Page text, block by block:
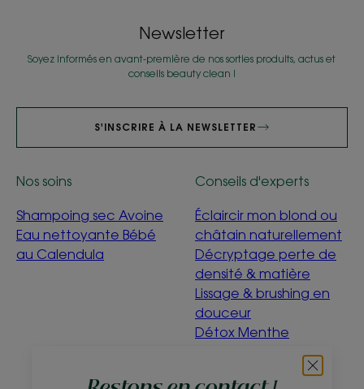
Newsletter
Soyez informés en avant-première de nos sorties produits, actus et
conseils beauty clean !
S'INSCRIRE À LA NEWSLETTER
Nos soins
Shampoing sec Avoine
Eau nettoyante Bébé
au Calendula
Conseils d'experts
Éclaircir mon blond ou
châtain naturellement
Décryptage perte de
densité & matière
Lissage & brushing en
douceur
Détox Menthe
C'est quoi être éco-